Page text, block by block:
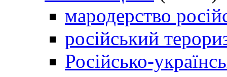
мародерство
російський
Російсько-